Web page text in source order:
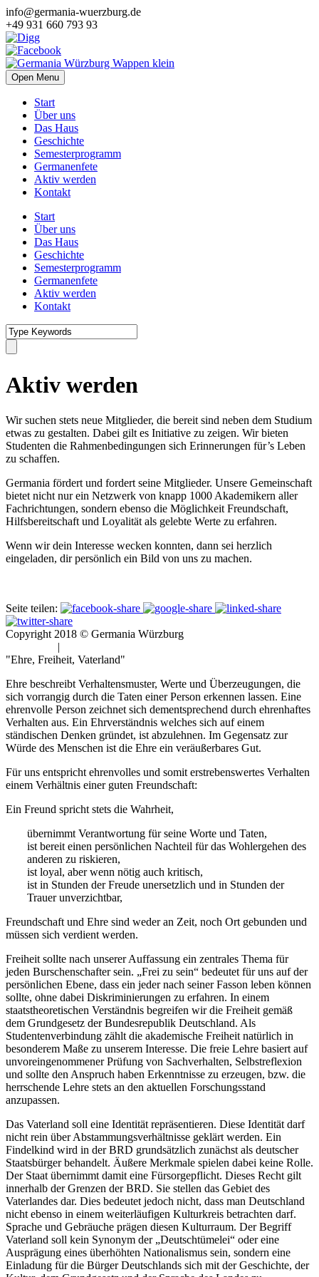
info@germania-wuerzburg.de
+49 931 660 793 93
Open Menu
Start
Über uns
Das Haus
Geschichte
Semesterprogramm
Germanenfete
Aktiv werden
Kontakt
Start
Über uns
Das Haus
Geschichte
Semesterprogramm
Germanenfete
Aktiv werden
Kontakt
Aktiv werden
Wir suchen stets neue Mitglieder, die bereit sind neben dem Studium
etwas zu gestalten. Dabei gilt es Initiative zu zeigen. Wir bieten
Studenten die Rahmenbedingungen sich Erinnerungen für’s Leben
zu schaffen.
Germania fördert und fordert seine Mitglieder. Unsere Gemeinschaft
bietet nicht nur ein Netzwerk von knapp 1000 Akademikern aller
Fachrichtungen, sondern ebenso die Möglichkeit Freundschaft,
Hilfsbereitschaft und Loyalität als gelebte Werte zu erfahren.
Wenn wir dein Interesse wecken konnten, dann sei herzlich
eingeladen, dir persönlich ein Bild von uns zu machen.
Seite teilen:
Copyright 2018 © Germania Würzburg
|
"Ehre, Freiheit, Vaterland"
Ehre beschreibt Verhaltensmuster, Werte und Überzeugungen, die
sich vorrangig durch die Taten einer Person erkennen lassen. Eine
ehrenvolle Person zeichnet sich dementsprechend durch ehrenhaftes
Verhalten aus. Ein Ehrverständnis welches sich auf einem
ständischen Denken gründet, ist abzulehnen. Im Gegensatz zur
Würde des Menschen ist die Ehre ein veräußerbares Gut.
Für uns entspricht ehrenvolles und somit erstrebenswertes Verhalten
einem Verhältnis einer guten Freundschaft:
Ein Freund spricht stets die Wahrheit,
übernimmt Verantwortung für seine Worte und Taten,
ist bereit einen persönlichen Nachteil für das Wohlergehen des
anderen zu riskieren,
ist loyal, aber wenn nötig auch kritisch,
ist in Stunden der Freude unersetzlich und in Stunden der
Trauer unverzichtbar,
Freundschaft und Ehre sind weder an Zeit, noch Ort gebunden und
müssen sich verdient werden.
Freiheit sollte nach unserer Auffassung ein zentrales Thema für
jeden Burschenschafter sein. „Frei zu sein“ bedeutet für uns auf der
persönlichen Ebene, dass ein jeder nach seiner Fasson leben können
sollte, ohne dabei Diskriminierungen zu erfahren. In einem
staatstheoretischen Verständnis begreifen wir die Freiheit gemäß
dem Grundgesetz der Bundesrepublik Deutschland. Als
Studentenverbindung zählt die akademische Freiheit natürlich in
besonderem Maße zu unserem Interesse. Die freie Lehre basiert auf
unvoreingenommener Prüfung von Sachverhalten, Selbstreflexion
und sollte den Anspruch haben Erkenntnisse zu erzeugen, bzw. die
herrschende Lehre stets an den aktuellen Forschungsstand
anzupassen.
Das Vaterland soll eine Identität repräsentieren. Diese Identität darf
nicht rein über Abstammungsverhältnisse geklärt werden. Ein
Findelkind wird in der BRD grundsätzlich zunächst als deutscher
Staatsbürger behandelt. Äußere Merkmale spielen dabei keine Rolle.
Der Staat übernimmt damit eine Fürsorgepflicht. Dieses Recht gilt
innerhalb der Grenzen der BRD. Sie stellen das Gebiet des
Vaterlandes dar. Dies bedeutet jedoch nicht, dass man Deutschland
nicht ebenso in einem weiterläufigen Kulturkreis betrachten darf.
Sprache und Gebräuche prägen diesen Kulturraum. Der Begriff
Vaterland soll kein Synonym der „Deutschtümelei“ oder eine
Ausprägung eines überhöhten Nationalismus sein, sondern eine
Einladung für die Bürger Deutschlands sich mit der Geschichte, der